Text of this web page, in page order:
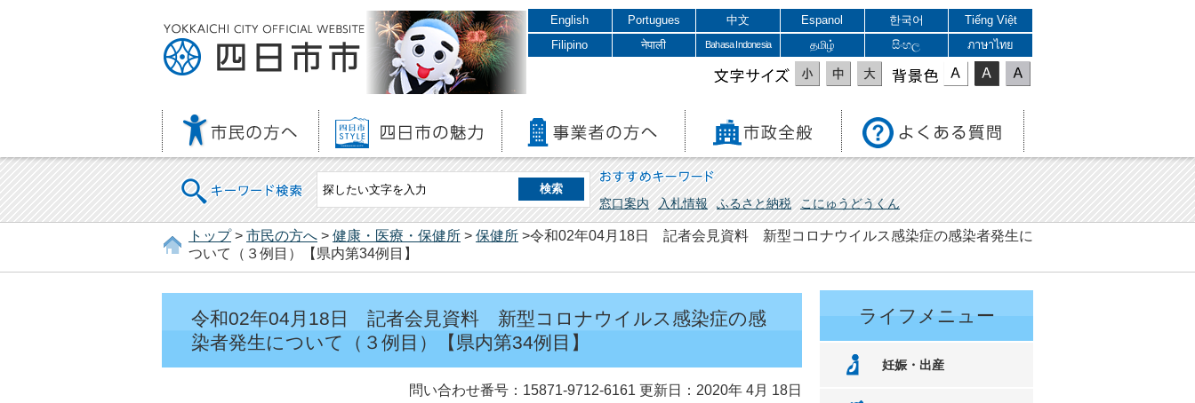
English Portugues 中文 Espanol 한국어
Tiếng Việt
Filipino
नेपाली Bahasa Indonesia தமிழ் සිංහල ภาษาไทย
文字サイズ 表示色
キーワード検索 おすすめキーワード
窓口案内 入札情報 ふるさと納税 こにゅうどうくん
トップ> 市民の方へ > 健康・医療・保健所 > 保健所 >令和02年04月18日 記者会見資料 新型コロナウイルス感染症の感染者発生に
ついて（３例目）【県内第34例目】
令和02年04月18日 記者会見資料 新型コロナウイルス感染症の感
染者発生について（３例目）【県内第34例目】
問い合わせ番号：15871-9712-6161 更新日：2020年 4月 18日
ライフメニュー
妊娠・出産